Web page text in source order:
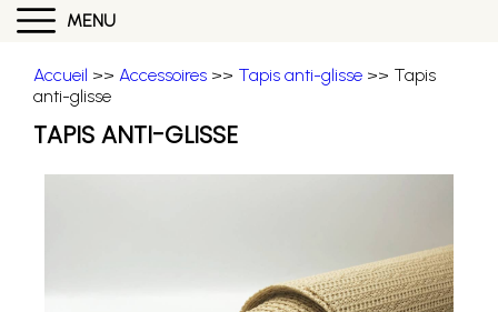
MENU
Accueil >> Accessoires >> Tapis anti-glisse >> Tapis
anti-glisse
TAPIS ANTI-GLISSE